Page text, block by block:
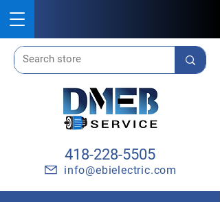
418-228-5505
info@ebielectric.com